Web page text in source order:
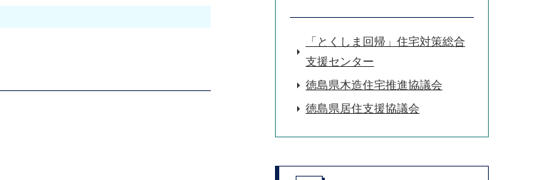
「とくしま回帰」住宅対策総合
支援センター
徳島県木造住宅推進協議会
徳島県居住支援協議会